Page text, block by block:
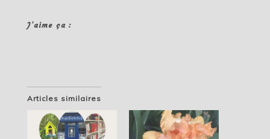
J’aime ça :
Articles similaires